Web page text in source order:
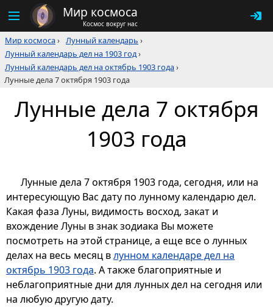
Мир космоса
Космос вокруг нас
Мир космоса› Лунный календарь ›
Лунный календарь дел на 1903 год›
Лунный календарь дел на октябрь 1903 года›
Лунные дела 7 октября 1903 года
Лунные дела 7 октября
1903 года
Лунные дела 7 октября 1903 года, сегодня, или на
интересующую Вас дату по лунному календарю дел.
Какая фаза Луны, видимость восход, закат и
вхождение Луны в знак зодиака Вы можете
посмотреть на этой странице, а еще все о лунных
делах на весь месяц влунном календаре дел на
октябрь 1903 года. А также благоприятные и
неблагоприятные дни для лунных дел на сегодня или
на любую другую дату.